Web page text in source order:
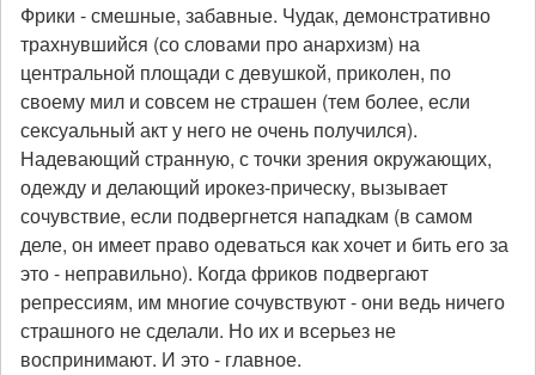
Фрики - смешные, забавные. Чудак, демонстративно
трахнувшийся (со словами про анархизм) на
центральной площади с девушкой, приколен, по
своему мил и совсем не страшен (тем более, если
сексуальный акт у него не очень получился).
Надевающий странную, с точки зрения окружающих,
одежду и делающий ирокез-прическу, вызывает
сочувствие, если подвергнется нападкам (в самом
деле, он имеет право одеваться как хочет и бить его за
это - неправильно). Когда фриков подвергают
репрессиям, им многие сочувствуют - они ведь ничего
страшного не сделали. Но их и всерьез не
воспринимают. И это - главное.